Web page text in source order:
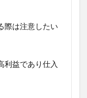
際は注意したい
利益であり仕入